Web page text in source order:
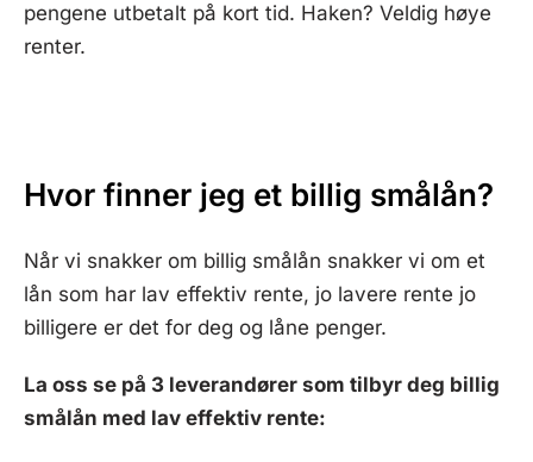
pengene utbetalt på kort tid. Haken? Veldig høye
renter.
Hvor finner jeg et billig smålån?
Når vi snakker om billig smålån snakker vi om et
lån som har lav effektiv rente, jo lavere rente jo
billigere er det for deg og låne penger.
La oss se på 3 leverandører som tilbyr deg billig
smålån med lav effektiv rente: